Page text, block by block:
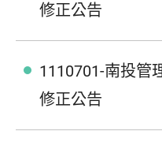
修正公告
1110701-南投管
修正公告